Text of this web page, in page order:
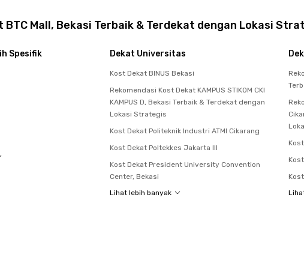
Mall, Bekasi Terbaik & Terdekat dengan Lokasi
Spesifik Dekat Universitas
Kost Dekat BINUS Bekasi
Rekomendasi Kost Dekat KAMPUS STIKOM CKI
KAMPUS D, Bekasi Terbaik & Terdekat dengan
Lokasi Strategis
Kost Dekat Politeknik Industri ATMI Cikarang
Kost Dekat Poltekkes Jakarta III
Kost Dekat President University Convention
Center, Bekasi
Lihat lebih banyak